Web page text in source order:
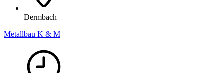
Dermbach
Metallbau K & M